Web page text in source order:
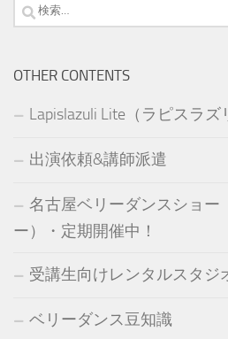
検
索:
OTHER CONTENTS
Lapislazuli Lite（ラピスラズ
出演依頼&講師派遣
名古屋ベリーダンスショー
ー）・定期開催中！
受講生向けレンタルスタジ
ベリーダンス豆知識